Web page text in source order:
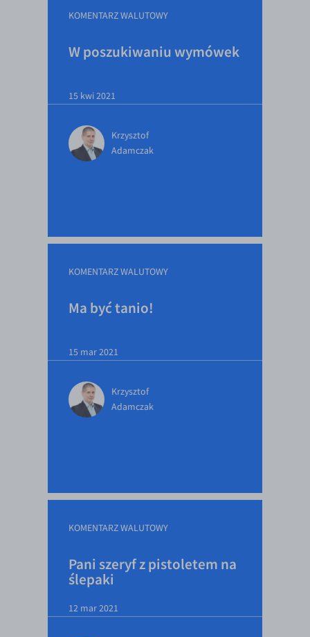
KOMENTARZ WALUTOWY
W poszukiwaniu wymówek
15 kwi 2021
Krzysztof
Adamczak
KOMENTARZ WALUTOWY
Ma być tanio!
15 mar 2021
Krzysztof
Adamczak
KOMENTARZ WALUTOWY
Pani szeryf z pistoletem na
ślepaki
12 mar 2021